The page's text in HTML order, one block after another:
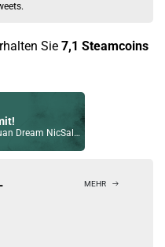
Sie 7,1 Steamcoins
Liquid 10ml / 20mg
– Gold Aroma
MEHR